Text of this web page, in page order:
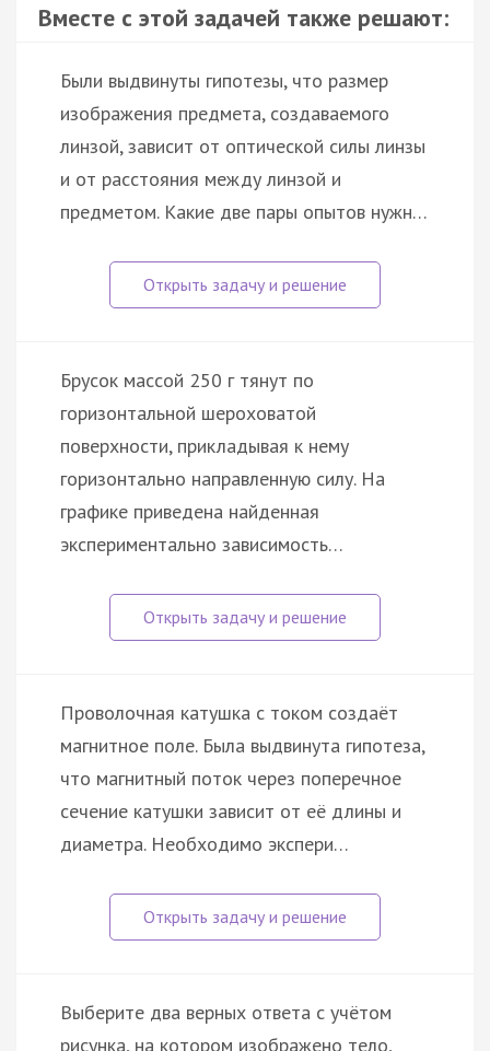
Вместе с этой задачей также решают:
Были выдвинуты гипотезы, что размер
изображения предмета, создаваемого
линзой, зависит от оптической силы линзы
и от расстояния между линзой и
предметом. Какие две пары опытов нужн…
Брусок массой 250 г тянут по
горизонтальной шероховатой
поверхности, прикладывая к нему
горизонтально направленную силу. На
графике приведена найденная
экспериментально зависимость…
Проволочная катушка с током создаёт
магнитное поле. Была выдвинута гипотеза,
что магнитный поток через поперечное
сечение катушки зависит от её длины и
диаметра. Необходимо экспери…
Выберите два верных ответа с учётом
рисунка, на котором изображено тело,